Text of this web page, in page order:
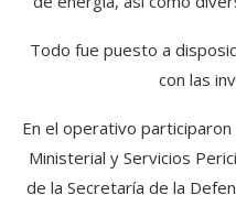
Todo fue puesto a
con las
En el operativo
Ministerial y Servicios
de la Secretaría de la